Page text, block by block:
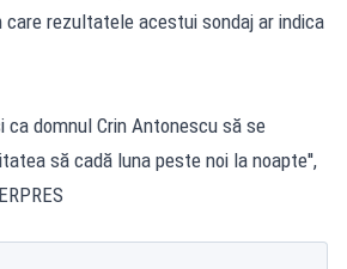
rezultatele acestui sondaj ar indica
domnul Crin Antonescu să se
să cadă luna peste noi la noapte'',